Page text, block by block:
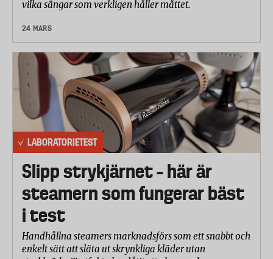
vilka sängar som verkligen håller måttet.
24 MARS
LABORATORIETEST
Slipp strykjärnet – här är
steamern som fungerar bäst
i test
Handhållna steamers marknadsförs som ett snabbt och
enkelt sätt att släta ut skrynkliga kläder utan